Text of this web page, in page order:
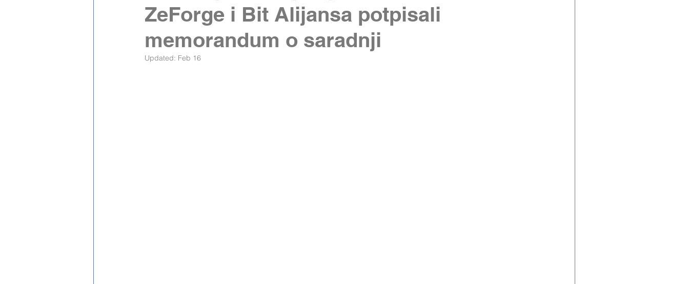
ZeForge i Bit Alijansa potpisali
memorandum o saradnji
Updated: Feb 16